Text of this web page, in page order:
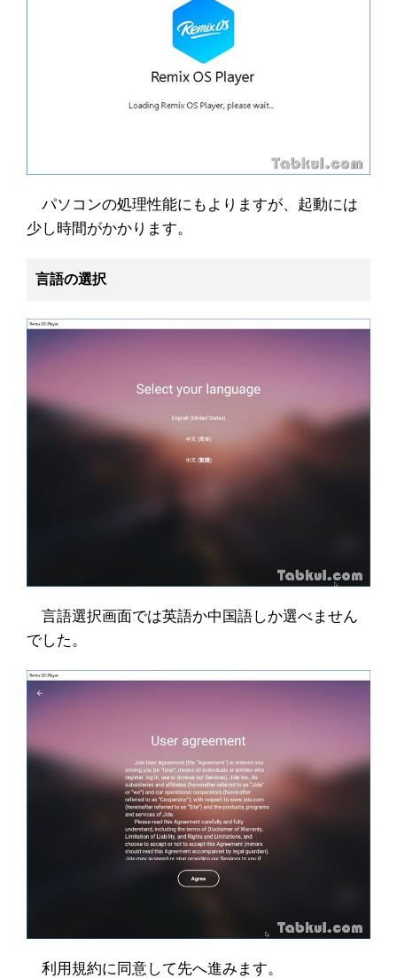
パソコンの処理性能にもよりますが、起動には
少し時間がかかります。
言語の選択
言語選択画面では英語か中国語しか選べません
でした。
利用規約に同意して先へ進みます。